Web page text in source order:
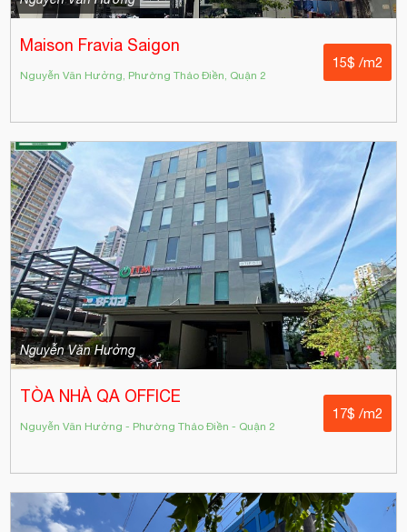
Maison Fravia Saigon
Nguyễn Văn Hưởng, Phường Thảo Điền, Quận 2
15$ /m2
Nguyễn Văn Hưởng
TÒA NHÀ QA OFFICE
Nguyễn Văn Hưởng - Phường Thảo Điền - Quận 2
17$ /m2